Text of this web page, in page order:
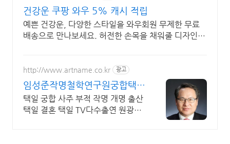
건강운 쿠팡 와우 5% 캐시 적립
예쁜 건강운, 다양한 스타일을 와우회원 무제한 무료
배송으로 만나보세요. 허전한 손목을 채워줄 디자인
http://www.artname.co.kr 광고
임성준작명철학연구원궁합택일
TV다수출연 원광대학원출신
택일 궁합 사주 부적 작명 개명 출산
택일 결혼 택일 TV다수출연 원광대